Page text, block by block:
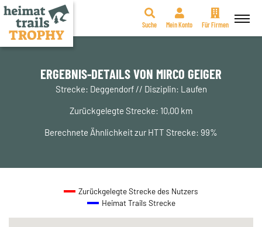
Zum
Suche Mein Konto Für Firmen
ERGEBNIS-DETAILS VON MIRCO GEIGER
Strecke: Deggendorf // Disziplin: Laufen
Zurückgelegte Strecke: 10,00 km
Berechnete Ähnlichkeit zur HTT Strecke: 99%
Zurückgelegte Strecke des Nutzers
Heimat Trails Strecke